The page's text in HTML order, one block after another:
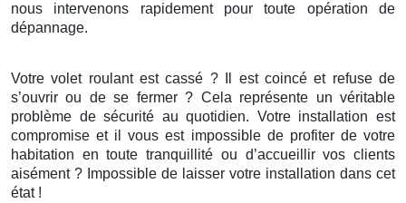
nous intervenons rapidement pour toute opération de
dépannage.
Votre volet roulant est cassé ? Il est coincé et refuse de
s’ouvrir ou de se fermer ? Cela représente un véritable
problème de sécurité au quotidien. Votre installation est
compromise et il vous est impossible de profiter de votre
habitation en toute tranquillité ou d’accueillir vos clients
aisément ? Impossible de laisser votre installation dans cet
état !